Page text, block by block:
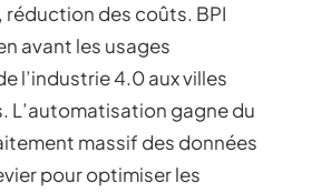
réduction des coûts. BPI
avant les usages
l’industrie 4.0 aux villes
L’automatisation gagne du
massif des données
pour optimiser les